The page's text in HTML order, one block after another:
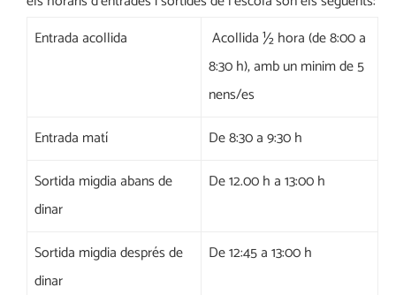
Entrada acollida
Acollida ½ hora (de 8:00 a
8:30 h), amb un minim de 5
nens/es
Entrada matí
De 8:30 a 9:30 h
Sortida migdia abans de
dinar
De 12.00 h a 13:00 h
Sortida migdia després de
dinar
De 12:45 a 13:00 h